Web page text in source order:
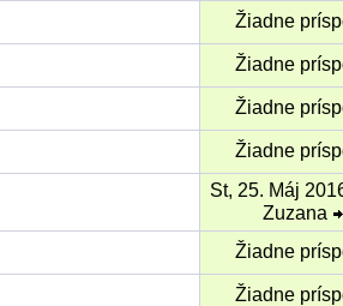
Žiadne
Žiadne
Žiadne
Žiadne
St, 25. Máj
Zuzana
Žiadne
Žiadne